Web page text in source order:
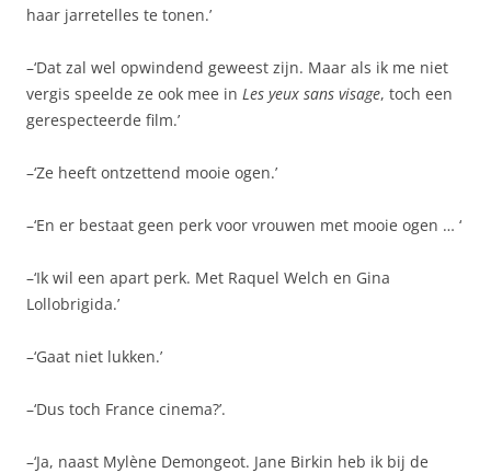
haar jarretelles te tonen.’
–‘Dat zal wel opwindend geweest zijn. Maar als ik me niet
vergis speelde ze ook mee in Les yeux sans visage, toch een
gerespecteerde film.’
–‘Ze heeft ontzettend mooie ogen.’
–‘En er bestaat geen perk voor vrouwen met mooie ogen … ‘
–‘Ik wil een apart perk. Met Raquel Welch en Gina
Lollobrigida.’
–‘Gaat niet lukken.’
–‘Dus toch France cinema?’.
–‘Ja, naast Mylène Demongeot. Jane Birkin heb ik bij de